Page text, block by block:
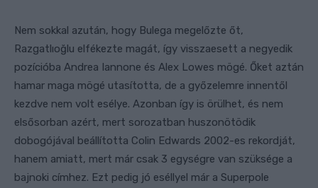
Nem sokkal azután, hogy Bulega megelőzte őt,
Razgatlıoğlu elfékezte magát, így visszaesett a negyedik
pozícióba Andrea Iannone és Alex Lowes mögé. Őket aztán
hamar maga mögé utasította, de a győzelemre innentől
kezdve nem volt esélye. Azonban így is örülhet, és nem
elsősorban azért, mert sorozatban huszonötödik
dobogójával beállította Colin Edwards 2002-es rekordját,
hanem amiatt, mert már csak 3 egységre van szüksége a
bajnoki címhez. Ezt pedig jó eséllyel már a Superpole